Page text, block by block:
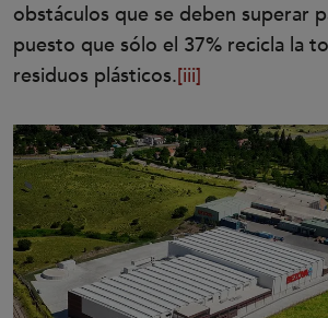
obstáculos que se deben superar
puesto que sólo el 37% recicla la
residuos plásticos.[iii]